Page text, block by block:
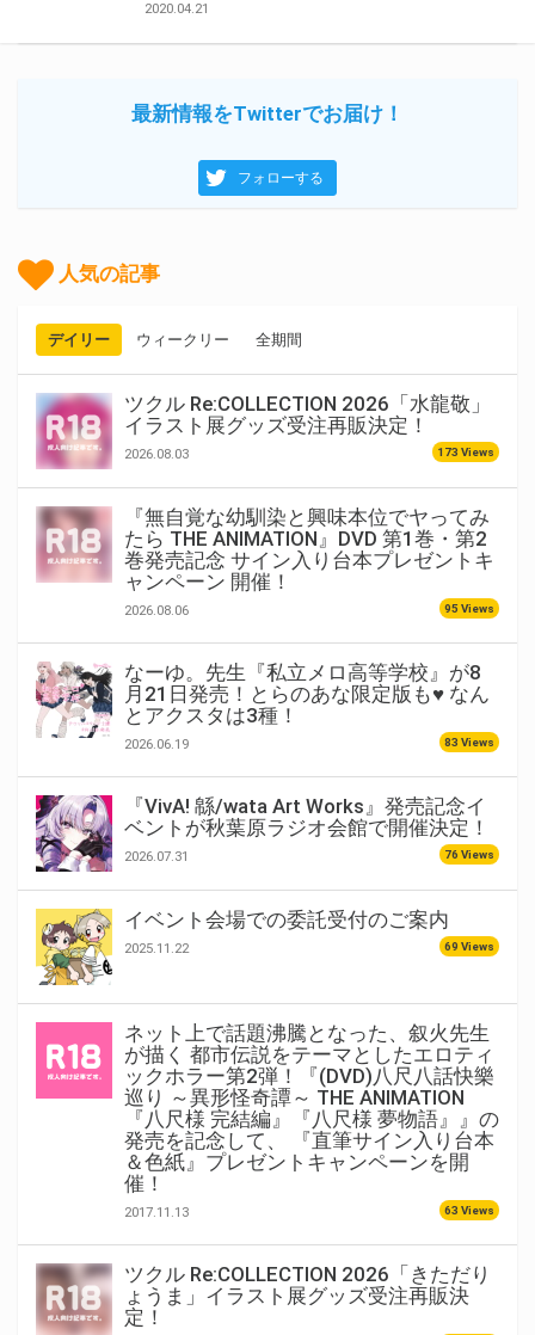
2020.04.21
最新情報をTwitterでお届け！
フォローする
人気の記事
デイリー ウィークリー 全期間
ツクル Re:COLLECTION 2026「水龍敬」
イラスト展グッズ受注再販決定！
2026.08.03 173 Views
『無自覚な幼馴染と興味本位でヤってみ
たら THE ANIMATION』DVD 第1巻・第2
巻発売記念 サイン入り台本プレゼントキ
ャンペーン 開催！
2026.08.06 95 Views
なーゆ。先生『私立メロ高等学校』が8
月21日発売！とらのあな限定版も♥ なん
とアクスタは3種！
2026.06.19 83 Views
『VivA! 緜/wata Art Works』発売記念イ
ベントが秋葉原ラジオ会館で開催決定！
2026.07.31 76 Views
イベント会場での委託受付のご案内
2025.11.22 69 Views
ネット上で話題沸騰となった、叙火先生
が描く 都市伝説をテーマとしたエロティ
ックホラー第2弾！『(DVD)八尺八話快樂
巡り ～異形怪奇譚～ THE ANIMATION
『八尺様 完結編』『八尺様 夢物語』』の
発売を記念して、 『直筆サイン入り台本
＆色紙』プレゼントキャンペーンを開
催！
2017.11.13 63 Views
ツクル Re:COLLECTION 2026「きただり
ょうま」イラスト展グッズ受注再販決
定！